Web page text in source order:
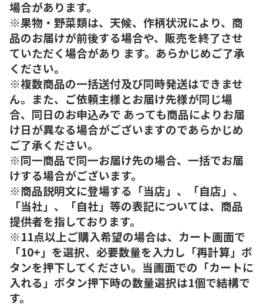
場合があります。
※果物・野菜類は、天候、作柄状況により、商
品のお届けが前後する場合や、販売を終了させ
ていただく場合があり ます。あらかじめご了承
ください。
※複数商品の一括送付及び同時発送はできませ
ん。また、ご依頼主様とお届け先様が同じ場
合、同日のお申込みで あっても商品によりお届
け日が異なる場合がございますのであらかじめ
ご了承ください。
※同一商品で同一お届け先の場合、一括でお届
けする場合がございます。
※商品説明文に登場する「当店」、「自店」、
「当社」、「自社」等の表記については、商品
提供者を指しております。
※11点以上ご購入希望の場合は、カート画面で
「10+」を選択、必要数量を入力し「再計算」ボ
タンを押下してください。当画面での「カートに
入れる」ボタン押下時の数量選択は1個で結構で
す。